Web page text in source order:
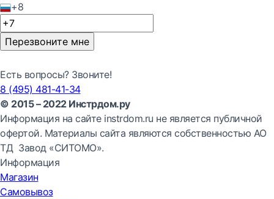
+8
Перезвоните мне
Есть вопросы? Звоните!
8 (495) 481-41-34
© 2015 – 2022 Инстрдом.ру
Информация на сайте instrdom.ru не является публичной
офертой. Материалы сайта являются собственностью АО
ТД Завод «СИТОМО».
Информация
Магазин
Самовывоз